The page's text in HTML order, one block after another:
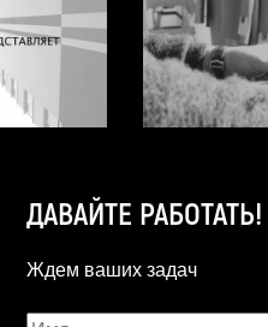
ДАВАЙТЕ РАБОТАТЬ!
Ждем ваших задач